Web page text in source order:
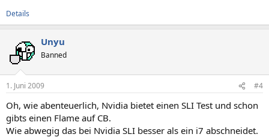
Details
Unyu
Banned
1. Juni 2009 #4
Oh, wie abenteuerlich, Nvidia bietet einen SLI Test und schon
gibts einen Flame auf CB.
Wie abwegig das bei Nvidia SLI besser als ein i7 abschneidet.